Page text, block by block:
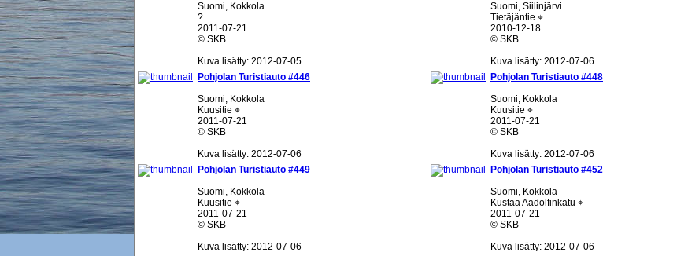
Suomi, Kokkola
?
2011-07-21
© SKB
Kuva lisätty: 2012-07-05
Suomi, Siilinjärvi
Tietäjäntie ⌖
2010-12-18
© SKB
Kuva lisätty: 2012-07-06
Pohjolan Turistiauto #446
Suomi, Kokkola
Kuusitie ⌖
2011-07-21
© SKB
Kuva lisätty: 2012-07-06
Pohjolan Turistiauto #448
Suomi, Kokkola
Kuusitie ⌖
2011-07-21
© SKB
Kuva lisätty: 2012-07-06
Pohjolan Turistiauto #449
Suomi, Kokkola
Kuusitie ⌖
2011-07-21
© SKB
Kuva lisätty: 2012-07-06
Pohjolan Turistiauto #452
Suomi, Kokkola
Kustaa Aadolfinkatu ⌖
2011-07-21
© SKB
Kuva lisätty: 2012-07-06